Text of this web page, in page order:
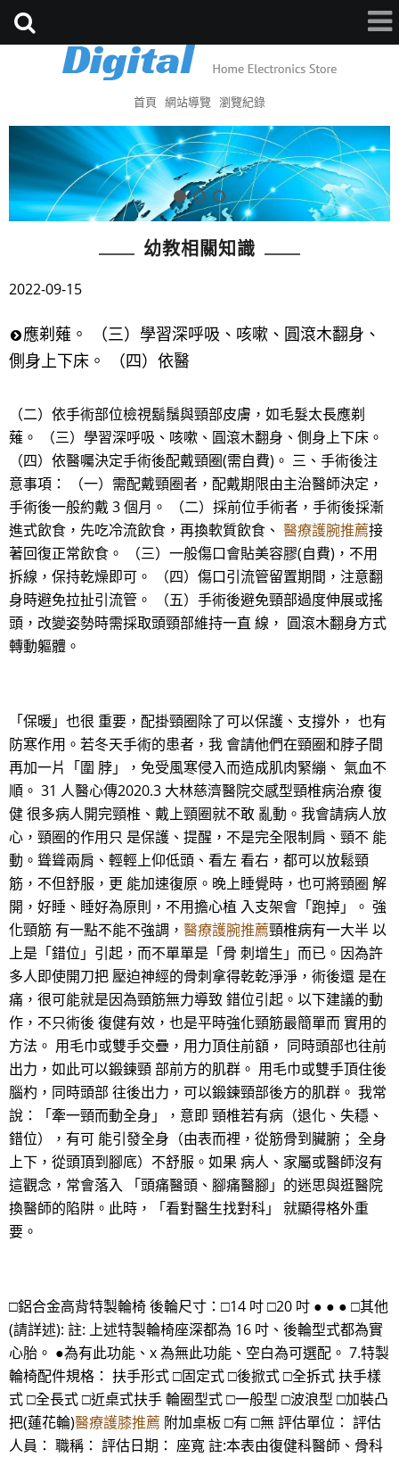
首頁 網站導覽 瀏覽紀錄
幼教相關知識
2022-09-15
應剃薙。 （三）學習深呼吸、咳嗽、圓滾木翻身、
側身上下床。 （四）依醫
（二）依手術部位檢視鬍鬚與頸部皮膚，如毛髮太長應剃
薙。 （三）學習深呼吸、咳嗽、圓滾木翻身、側身上下床。
（四）依醫囑決定手術後配戴頸圈(需自費)。 三、手術後注
意事項： （一）需配戴頸圈者，配戴期限由主治醫師決定，
手術後一般約戴 3 個月。 （二）採前位手術者，手術後採漸
進式飲食，先吃冷流飲食，再換軟質飲食、 醫療護腕推薦接
著回復正常飲食。 （三）一般傷口會貼美容膠(自費)，不用
拆線，保持乾燥即可。 （四）傷口引流管留置期間，注意翻
身時避免拉扯引流管。 （五）手術後避免頸部過度伸展或搖
頭，改變姿勢時需採取頭頸部維持一直 線， 圓滾木翻身方式
轉動軀體。
「保暖」也很 重要，配掛頸圈除了可以保護、支撐外， 也有
防寒作用。若冬天手術的患者，我 會請他們在頸圈和脖子間
再加一片「圍 脖」，免受風寒侵入而造成肌肉緊繃、 氣血不
順。 31 人醫心傳2020.3 大林慈濟醫院交感型頸椎病治療 復
健 很多病人開完頸椎、戴上頸圈就不敢 亂動。我會請病人放
心，頸圈的作用只 是保護、提醒，不是完全限制肩、頸不 能
動。聳聳兩肩、輕輕上仰低頭、看左 看右，都可以放鬆頸
筋，不但舒服，更 能加速復原。晚上睡覺時，也可將頸圈 解
開，好睡、睡好為原則，不用擔心植 入支架會「跑掉」。 強
化頸筋 有一點不能不強調， 醫療護腕推薦頸椎病有一大半 以
上是「錯位」引起，而不單單是「骨 刺增生」而已。因為許
多人即使開刀把 壓迫神經的骨刺拿得乾乾淨淨，術後還 是在
痛，很可能就是因為頸筋無力導致 錯位引起。以下建議的動
作，不只術後 復健有效，也是平時強化頸筋最簡單而 實用的
方法。 用毛巾或雙手交疊，用力頂住前額， 同時頭部也往前
出力，如此可以鍛鍊頸 部前方的肌群。 用毛巾或雙手頂住後
腦杓，同時頭部 往後出力，可以鍛鍊頸部後方的肌群。 我常
說：「牽一頸而動全身」，意即 頸椎若有病（退化、失穩、
錯位），有可 能引發全身（由表而裡，從筋骨到臟腑； 全身
上下，從頭頂到腳底）不舒服。如果 病人、家屬或醫師沒有
這觀念，常會落入 「頭痛醫頭、腳痛醫腳」的迷思與逛醫院
換醫師的陷阱。此時，「看對醫生找對科」 就顯得格外重
要。
□鋁合金高背特製輪椅 後輪尺寸：□14 吋 □20 吋 ● ● ● □其他
(請詳述): 註: 上述特製輪椅座深都為 16 吋、後輪型式都為實
心胎。 ●為有此功能、x 為無此功能、空白為可選配。 7.特製
輪椅配件規格： 扶手形式 □固定式 □後掀式 □全拆式 扶手樣
式 □全長式 □近桌式扶手 輪圈型式 □一般型 □波浪型 □加裝凸
把(蓮花輪)醫療護膝推薦 附加桌板 □有 □無 評估單位： 評估
人員： 職稱： 評估日期： 座寬 註:本表由復健科醫師、骨科